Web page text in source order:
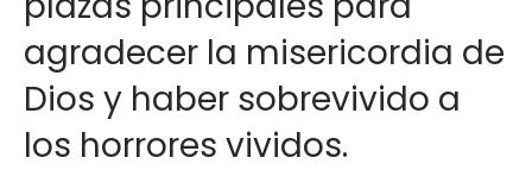
agradecer la misericordia de
Dios y haber sobrevivido a
los horrores vividos.